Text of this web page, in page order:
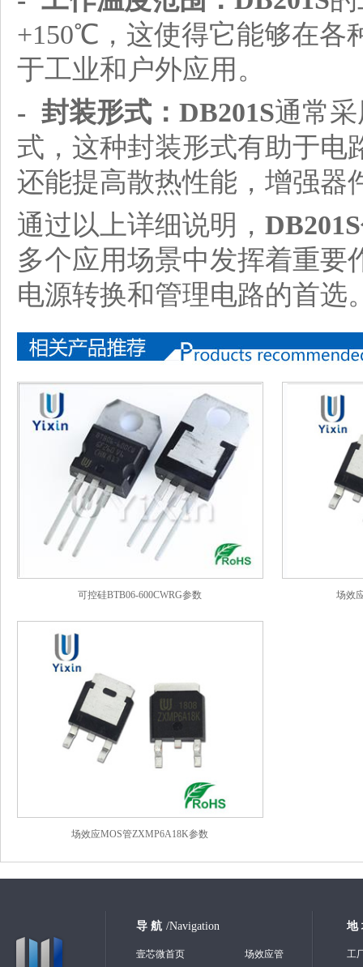
+150℃，这使得它能够在各
于工业和户外应用。
- 封装形式： DB201S通常
式，这种封装形式有助于电
还能提高散热性能，增强器
通过以上详细说明， DB201S
多个应用场景中发挥着重要
电源转换和管理电路的首选
可控硅BTB06-600CWRG参数 场效
场效应MOS管ZXMP6A18K参数
导 航 /Navigation
壹芯微首页 场效应管
地
工